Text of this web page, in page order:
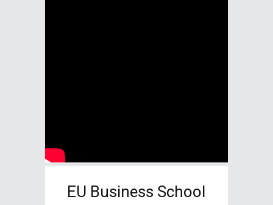
EU Business School